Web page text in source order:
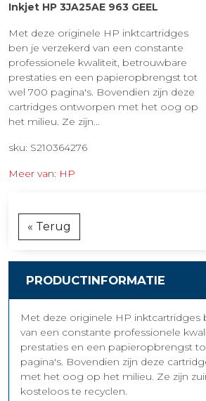
Inkjet HP 3JA25AE 963 GEEL
Met deze originele HP inktcartridges
ben je verzekerd van een constante
professionele kwaliteit, betrouwbare
prestaties en een papieropbrengst tot
wel 700 pagina's. Bovendien zijn deze
cartridges ontworpen met het oog op
het milieu. Ze zijn...
sku: S210364276
Meer van: HP
« Terug
PRODUCTINFORMATIE
Met deze originele HP inktcartridges
van een constante professionele
prestaties en een papieropbrengst
pagina's. Bovendien zijn deze
met het oog op het milieu. Ze zijn
kosteloos te recyclen.